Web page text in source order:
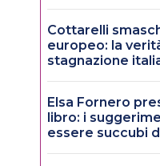
Cottarelli
europeo: la
stagnazione
Elsa Fornero
libro: i
essere succubi